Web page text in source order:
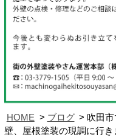
HOME ブログ
吹田
壁、屋根塗装の現調に行き